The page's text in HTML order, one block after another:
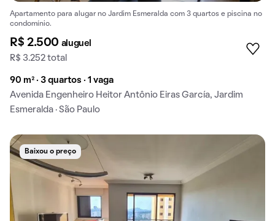
Apartamento para alugar no Jardim Esmeralda com 3 quartos e piscina no
condomínio.
R$ 2.500 aluguel
R$ 3.252 total
90 m² · 3 quartos · 1 vaga
Avenida Engenheiro Heitor Antônio Eiras García, Jardim
Esmeralda · São Paulo
Baixou o preço